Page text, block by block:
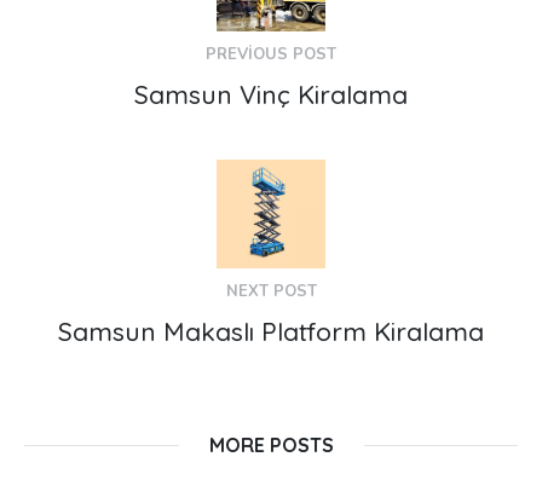
PREVIOUS POST
Samsun Vinç Kiralama
NEXT POST
Samsun Makaslı Platform Kiralama
MORE POSTS